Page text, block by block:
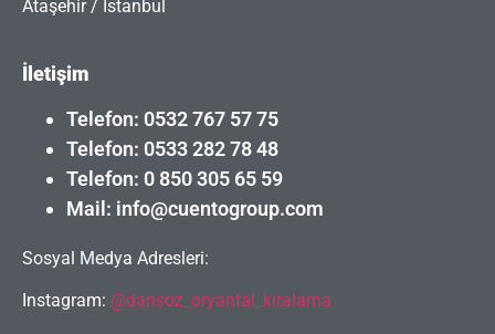
Ataşehir / İstanbul
İletişim
Telefon: 0532 767 57 75
Telefon: 0533 282 78 48
Telefon: 0 850 305 65 59
Mail: info@cuentogroup.com
Sosyal Medya Adresleri:
Instagram: @dansoz_oryantal_kiralama